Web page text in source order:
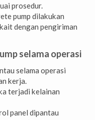
prosedur.
pump dilakukan
dengan pengiriman
selama operasi
selama operasi
kerja.
terjadi kelainan
panel dipantau